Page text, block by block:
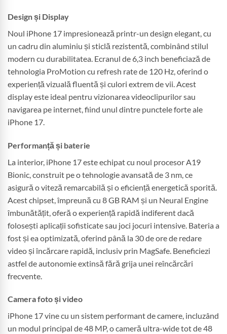
Design și Display
Noul iPhone 17 impresionează printr-un design elegant, cu
un cadru din aluminiu și sticlă rezistentă, combinând stilul
modern cu durabilitatea. Ecranul de 6,3 inch beneficiază de
tehnologia ProMotion cu refresh rate de 120 Hz, oferind o
experiență vizuală fluentă și culori extrem de vii. Acest
display este ideal pentru vizionarea videoclipurilor sau
navigarea pe internet, fiind unul dintre punctele forte ale
iPhone 17.
Performanță și baterie
La interior, iPhone 17 este echipat cu noul procesor A19
Bionic, construit pe o tehnologie avansată de 3 nm, ce
asigură o viteză remarcabilă și o eficiență energetică sporită.
Acest chipset, împreună cu 8 GB RAM și un Neural Engine
îmbunătățit, oferă o experiență rapidă indiferent dacă
folosești aplicații sofisticate sau joci jocuri intensive. Bateria a
fost și ea optimizată, oferind până la 30 de ore de redare
video și încărcare rapidă, inclusiv prin MagSafe. Beneficiezi
astfel de autonomie extinsă fără grija unei reîncărcări
frecvente.
Camera foto și video
iPhone 17 vine cu un sistem performant de camere, incluzând
un modul principal de 48 MP, o cameră ultra-wide tot de 48